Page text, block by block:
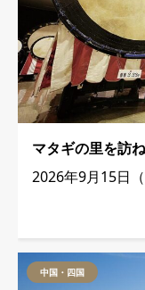
マタギの里を訪
2026年9月15日
中国・四国